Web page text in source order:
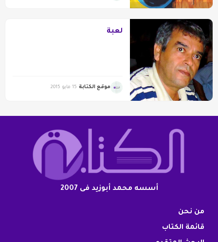
لعبة
موقع الكتابة 15 مايو 2015
أسسه محمد أبوزيد فى 2007
من نحن
قائمة الكتاب